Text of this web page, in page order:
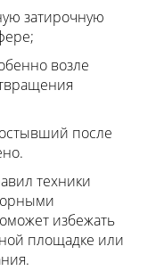
затирочную
возле
после
техники
избежать
площадке или